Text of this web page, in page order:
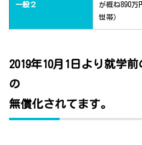
一般２
が概ね890万
世帯）
2019年10月1日より就学
の
無償化されてます。